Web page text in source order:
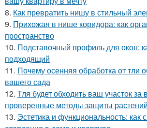
8. Как превратить нишу в стильный
9. Прихожая в нише коридора: как
пространство
10. Подставочный профиль для окон:
подходящий
11. Почему осенняя обработка от тли
вашего сада
12. Тля будет обходить ваш участок за
проверенные методы защиты растений
13. Эстетика и функциональность: как